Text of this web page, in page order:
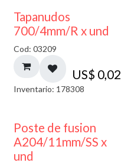
Tapanudos
700/4mm/R x und
Cod: 03209
US$ 0,02
Inventario: 178308
Poste de fusion
A204/11mm/SS x
und